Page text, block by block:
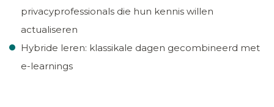
privacyprofessionals die hun kennis willen
actualiseren
Hybride leren: klassikale dagen gecombineerd met
e-learnings